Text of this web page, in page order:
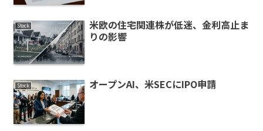
Stock
米欧の住宅関連株が低迷、金利高止ま
りの影響
Stock オープンAI、米SECにIPO申請